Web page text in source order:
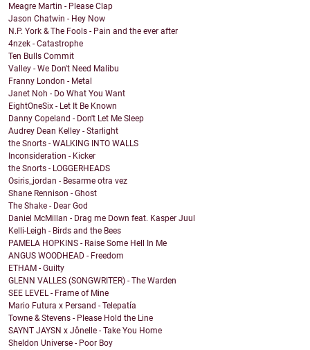
Meagre Martin - Please Clap
Jason Chatwin - Hey Now
N.P. York & The Fools - Pain and the ever after
4nzek - Catastrophe
Ten Bulls Commit
Valley - We Don't Need Malibu
Franny London - Metal
Janet Noh - Do What You Want
EightOneSix - Let It Be Known
Danny Copeland - Don't Let Me Sleep
Audrey Dean Kelley - Starlight
the Snorts - WALKING INTO WALLS
Inconsideration - Kicker
the Snorts - LOGGERHEADS
Osiris_jordan - Besarme otra vez
Shane Rennison - Ghost
The Shake - Dear God
Daniel McMillan - Drag me Down feat. Kasper Juul
Kelli-Leigh - Birds and the Bees
PAMELA HOPKINS - Raise Some Hell In Me
ANGUS WOODHEAD - Freedom
ETHAM - Guilty
GLENN VALLES (SONGWRITER) - The Warden
SEE LEVEL - Frame of Mine
Mario Futura x Persand - Telepatía
Towne & Stevens - Please Hold the Line
SAYNT JAYSN x Jônelle - Take You Home
Sheldon Universe - Poor Boy